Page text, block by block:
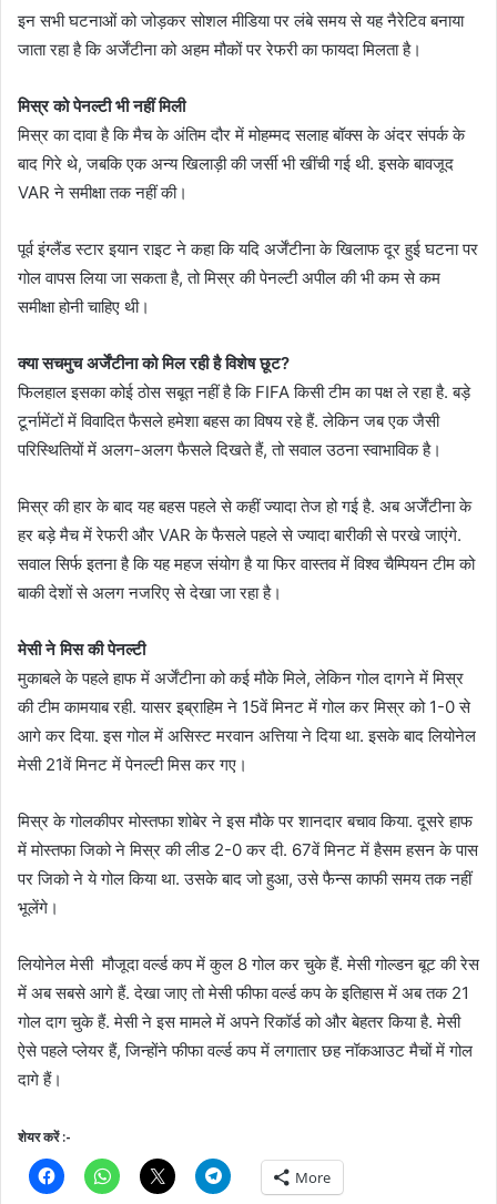
इन सभी घटनाओं को जोड़कर सोशल मीडिया पर लंबे समय से यह नैरेटिव बनाया
जाता रहा है कि अर्जेंटीना को अहम मौकों पर रेफरी का फायदा मिलता है।
मिस्र को पेनल्टी भी नहीं मिली
मिस्र का दावा है कि मैच के अंतिम दौर में मोहम्मद सलाह बॉक्स के अंदर संपर्क के
बाद गिरे थे, जबकि एक अन्य खिलाड़ी की जर्सी भी खींची गई थी. इसके बावजूद
VAR ने समीक्षा तक नहीं की।
पूर्व इंग्लैंड स्टार इयान राइट ने कहा कि यदि अर्जेंटीना के खिलाफ दूर हुई घटना पर
गोल वापस लिया जा सकता है, तो मिस्र की पेनल्टी अपील की भी कम से कम
समीक्षा होनी चाहिए थी।
क्या सचमुच अर्जेंटीना को मिल रही है विशेष छूट?
फिलहाल इसका कोई ठोस सबूत नहीं है कि FIFA किसी टीम का पक्ष ले रहा है. बड़े
टूर्नामेंटों में विवादित फैसले हमेशा बहस का विषय रहे हैं. लेकिन जब एक जैसी
परिस्थितियों में अलग-अलग फैसले दिखते हैं, तो सवाल उठना स्वाभाविक है।
मिस्र की हार के बाद यह बहस पहले से कहीं ज्यादा तेज हो गई है. अब अर्जेंटीना के
हर बड़े मैच में रेफरी और VAR के फैसले पहले से ज्यादा बारीकी से परखे जाएंगे.
सवाल सिर्फ इतना है कि यह महज संयोग है या फिर वास्तव में विश्व चैम्पियन टीम को
बाकी देशों से अलग नजरिए से देखा जा रहा है।
मेसी ने मिस की पेनल्टी
मुकाबले के पहले हाफ में अर्जेंटीना को कई मौके मिले, लेकिन गोल दागने में मिस्र
की टीम कामयाब रही. यासर इब्राहिम ने 15वें मिनट में गोल कर मिस्र को 1-0 से
आगे कर दिया. इस गोल में असिस्ट मरवान अत्तिया ने दिया था. इसके बाद लियोनेल
मेसी 21वें मिनट में पेनल्टी मिस कर गए।
मिस्र के गोलकीपर मोस्तफा शोबेर ने इस मौके पर शानदार बचाव किया. दूसरे हाफ
में मोस्तफा जिको ने मिस्र की लीड 2-0 कर दी. 67वें मिनट में हैसम हसन के पास
पर जिको ने ये गोल किया था. उसके बाद जो हुआ, उसे फैन्स काफी समय तक नहीं
भूलेंगे।
लियोनेल मेसी मौजूदा वर्ल्ड कप में कुल 8 गोल कर चुके हैं. मेसी गोल्डन बूट की रेस
में अब सबसे आगे हैं. देखा जाए तो मेसी फीफा वर्ल्ड कप के इतिहास में अब तक 21
गोल दाग चुके हैं. मेसी ने इस मामले में अपने रिकॉर्ड को और बेहतर किया है. मेसी
ऐसे पहले प्लेयर हैं, जिन्होंने फीफा वर्ल्ड कप में लगातार छह नॉकआउट मैचों में गोल
दागे हैं।
शेयर करें :-
More